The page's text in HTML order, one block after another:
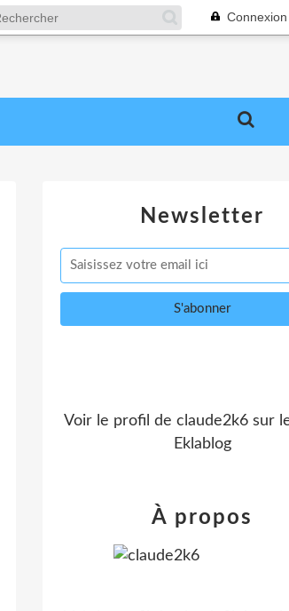
Connexion
Newsletter
Voir le profil de claude2k6 sur
Eklablog
À propos